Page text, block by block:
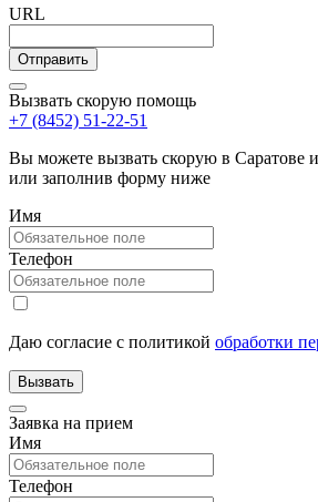
URL
Вызвать скорую помощь
+7 (8452) 51-22-51
Вы можете вызвать скорую в Саратове
или заполнив форму ниже
Имя
Телефон
Даю согласие с политикой обработки
Заявка на прием
Имя
Телефон